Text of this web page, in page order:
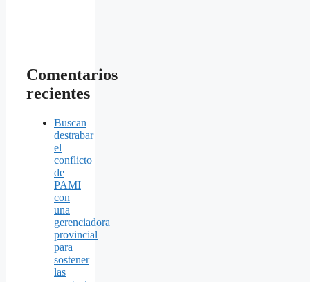
Comentarios
recientes
Buscan
destrabar
el
conflicto
de
PAMI
con
una
gerenciadora
provincial
para
sostener
las